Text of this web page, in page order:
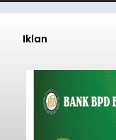
Iklan